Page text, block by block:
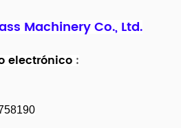
Machinery Co., Ltd.
electrónico :